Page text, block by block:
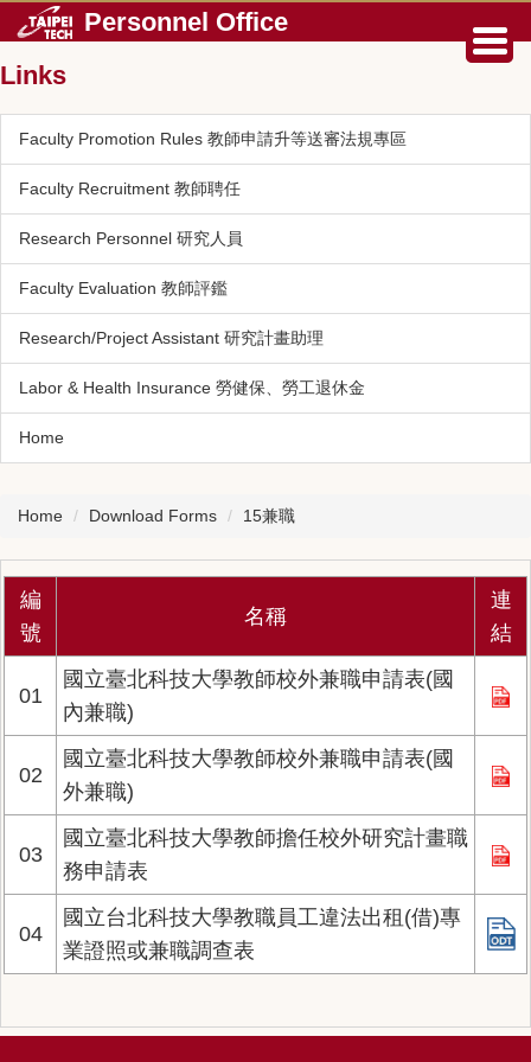
Jump
to
the
content
block
Personnel Office
Links
Faculty Promotion Rules 教師申請升等送審法規專區
Faculty Recruitment 教師聘任
Research Personnel 研究人員
Faculty Evaluation 教師評鑑
Research/Project Assistant 研究計畫助理
Labor & Health Insurance 勞健保、勞工退休金
Home
Home Download Forms 15兼職
編
號
名稱
連
結
01
國立臺北科技大學教師校外兼職申請表(國
內兼職)
02
國立臺北科技大學教師校外兼職申請表(國
外兼職)
03
國立臺北科技大學教師擔任校外研究計畫職
務申請表
04
國立台北科技大學教職員工違法出租(借)專
業證照或兼職調查表